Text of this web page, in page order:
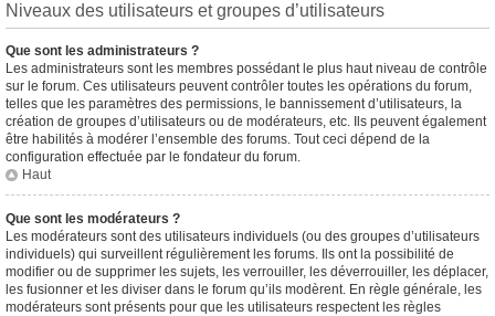
Niveaux des utilisateurs et groupes d’utilisateurs
Que sont les administrateurs ?
Les administrateurs sont les membres possédant le plus haut niveau de contrôle
sur le forum. Ces utilisateurs peuvent contrôler toutes les opérations du forum,
telles que les paramètres des permissions, le bannissement d’utilisateurs, la
création de groupes d’utilisateurs ou de modérateurs, etc. Ils peuvent également
être habilités à modérer l’ensemble des forums. Tout ceci dépend de la
configuration effectuée par le fondateur du forum.
Haut
Que sont les modérateurs ?
Les modérateurs sont des utilisateurs individuels (ou des groupes d’utilisateurs
individuels) qui surveillent régulièrement les forums. Ils ont la possibilité de
modifier ou de supprimer les sujets, les verrouiller, les déverrouiller, les déplacer,
les fusionner et les diviser dans le forum qu’ils modèrent. En règle générale, les
modérateurs sont présents pour que les utilisateurs respectent les règles